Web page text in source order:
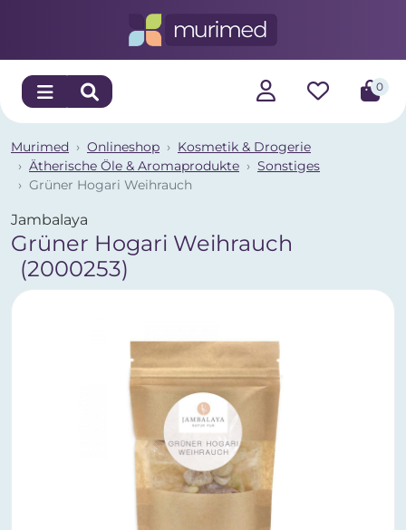
0
Murimed Onlineshop
Kosmetik & Drogerie
Ätherische Öle & Aromaprodukte
Sonstiges
Grüner Hogari Weihrauch
Jambalaya
Grüner Hogari Weihrauch
(2000253)